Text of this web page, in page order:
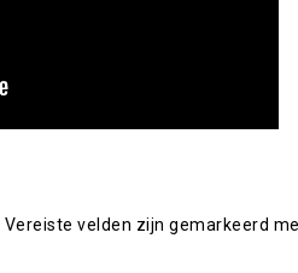
Vereiste velden zijn gemarkeerd